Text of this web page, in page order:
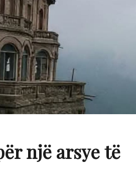
një arsye të